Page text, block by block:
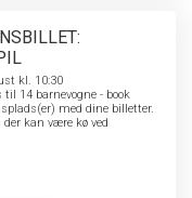
kl. 10:30
til 14 barnevogne - book
med dine billetter.
kan være kø ved